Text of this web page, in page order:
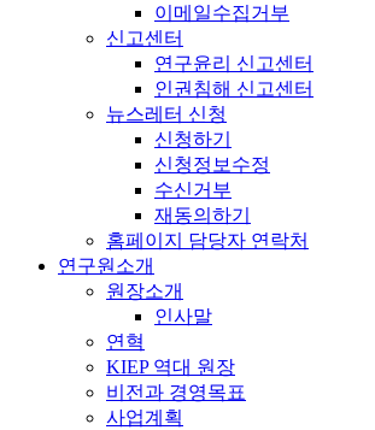
이메일수집거부
신고센터
연구윤리 신고센터
인권침해 신고센터
뉴스레터 신청
신청하기
신청정보수정
수신거부
재동의하기
홈페이지 담당자 연락처
연구원소개
원장소개
인사말
연혁
KIEP 역대 원장
비전과 경영목표
사업계획